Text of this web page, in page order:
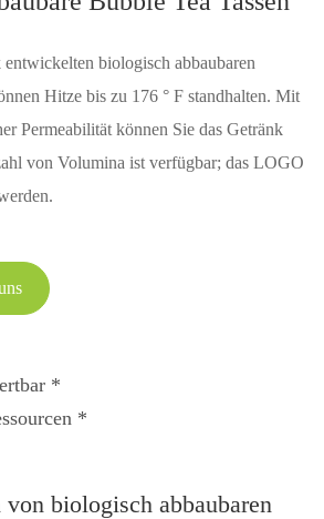
biologisch abbaubaren
Hitze bis zu 176 ° F standhalten. Mit
Permeabilität können Sie das Getränk
von Volumina ist verfügbar; das LOGO
*
*
biologisch abbaubaren